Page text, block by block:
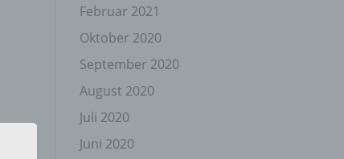
Februar 2021
Oktober 2020
September 2020
August 2020
Juli 2020
Juni 2020